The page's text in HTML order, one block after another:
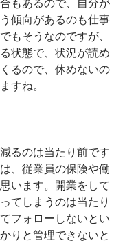
傾向があるのも仕事
もそうなのですが、
状態で、状況が読め
るので、休めないの
すね。
るのは当たり前です
、従業員の保険や働
います。開業をして
てしまうのは当たり
フォローしないとい
りと管理できないと